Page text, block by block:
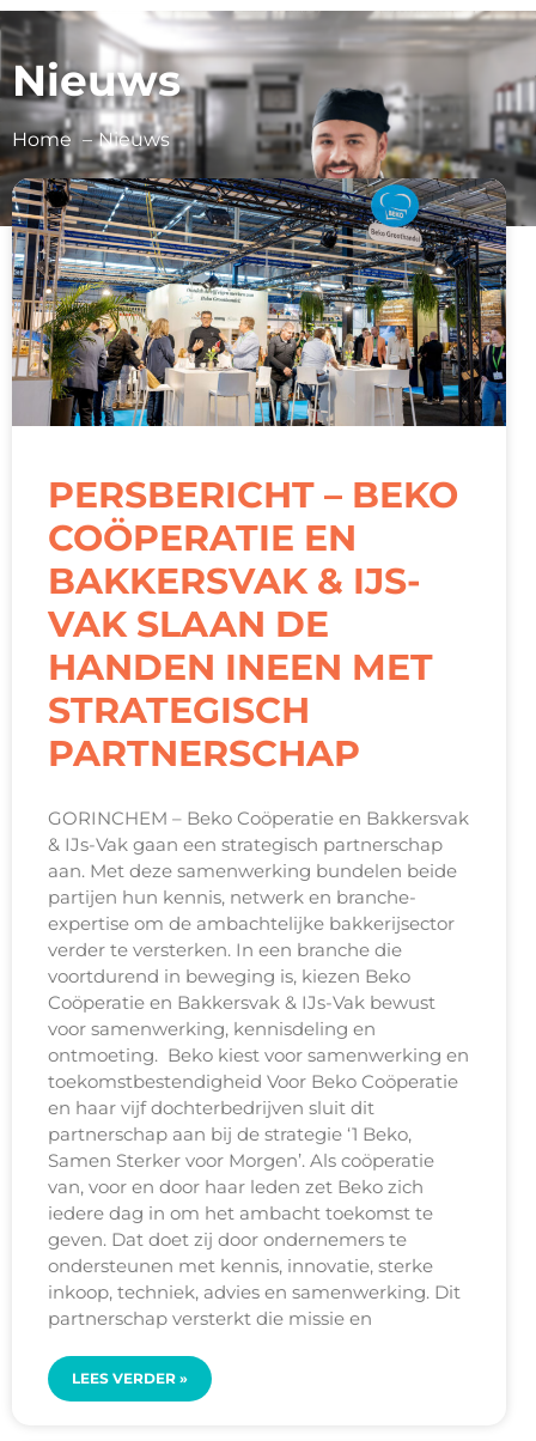
Nieuws
Home Nieuws
PERSBERICHT – BEKO
COÖPERATIE EN
BAKKERSVAK & IJS-
VAK SLAAN DE
HANDEN INEEN MET
STRATEGISCH
PARTNERSCHAP
GORINCHEM – Beko Coöperatie en Bakkersvak
& IJs-Vak gaan een strategisch partnerschap
aan. Met deze samenwerking bundelen beide
partijen hun kennis, netwerk en branche-
expertise om de ambachtelijke bakkerijsector
verder te versterken. In een branche die
voortdurend in beweging is, kiezen Beko
Coöperatie en Bakkersvak & IJs-Vak bewust
voor samenwerking, kennisdeling en
ontmoeting. Beko kiest voor samenwerking en
toekomstbestendigheid Voor Beko Coöperatie
en haar vijf dochterbedrijven sluit dit
partnerschap aan bij de strategie ‘1 Beko,
Samen Sterker voor Morgen’. Als coöperatie
van, voor en door haar leden zet Beko zich
iedere dag in om het ambacht toekomst te
geven. Dat doet zij door ondernemers te
ondersteunen met kennis, innovatie, sterke
inkoop, techniek, advies en samenwerking. Dit
partnerschap versterkt die missie en
LEES VERDER »